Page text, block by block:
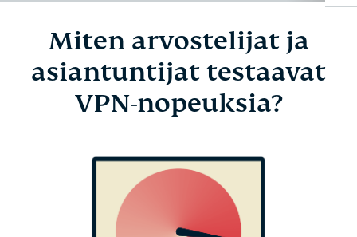
Miten arvostelijat ja asiantuntijat testaavat VPN-
nopeuksia?
Mitkä asiat vaikuttavat internet-yhteyden
Näin parannat internet-yhteytesi nopeutta
UKK: VPN-nopeudet
Miten arvostelijat ja
asiantuntijat testaavat
VPN-nopeuksia?